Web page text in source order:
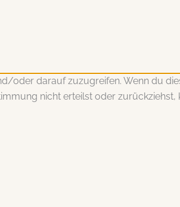
oder darauf zuzugreifen. Wenn du
nicht erteilst oder